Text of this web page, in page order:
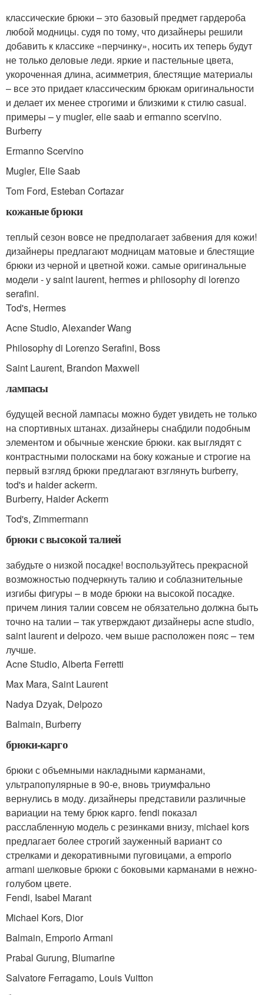
классические брюки – это базовый предмет гардероба
любой модницы. судя по тому, что дизайнеры решили
добавить к классике «перчинку», носить их теперь будут
не только деловые леди. яркие и пастельные цвета,
укороченная длина, асимметрия, блестящие материалы
– все это придает классическим брюкам оригинальности
и делает их менее строгими и близкими к стилю casual.
примеры – у mugler, elie saab и ermanno scervino.
Burberry
Ermanno Scervino
Mugler, Elie Saab
Tom Ford, Esteban Cortazar
кожаные брюки
теплый сезон вовсе не предполагает забвения для кожи!
дизайнеры предлагают модницам матовые и блестящие
брюки из черной и цветной кожи. самые оригинальные
модели - у saint laurent, hermes и philosophy di lorenzo
serafini.
Tod's, Hermes
Acne Studio, Alexander Wang
Philosophy di Lorenzo Serafini, Boss
Saint Laurent, Brandon Maxwell
лампасы
будущей весной лампасы можно будет увидеть не только
на спортивных штанах. дизайнеры снабдили подобным
элементом и обычные женские брюки. как выглядят с
контрастными полосками на боку кожаные и строгие на
первый взгляд брюки предлагают взглянуть burberry,
tod's и haider ackerm.
Burberry, Haider Ackerm
Tod's, Zimmermann
брюки с высокой талией
забудьте о низкой посадке! воспользуйтесь прекрасной
возможностью подчеркнуть талию и соблазнительные
изгибы фигуры – в моде брюки на высокой посадке.
причем линия талии совсем не обязательно должна быть
точно на талии – так утверждают дизайнеры acne studio,
saint laurent и delpozo. чем выше расположен пояс – тем
лучше.
Acne Studio, Alberta Ferretti
Max Mara, Saint Laurent
Nadya Dzyak, Delpozo
Balmain, Burberry
брюки-карго
брюки с объемными накладными карманами,
ультрапопулярные в 90-е, вновь триумфально
вернулись в моду. дизайнеры представили различные
вариации на тему брюк карго. fendi показал
расслабленную модель с резинками внизу, michael kors
предлагает более строгий зауженный вариант со
стрелками и декоративными пуговицами, а emporio
armani шелковые брюки с боковыми карманами в нежно-
голубом цвете.
Fendi, Isabel Marant
Michael Kors, Dior
Balmain, Emporio Armani
Prabal Gurung, Blumarine
Salvatore Ferragamo, Louis Vuitton